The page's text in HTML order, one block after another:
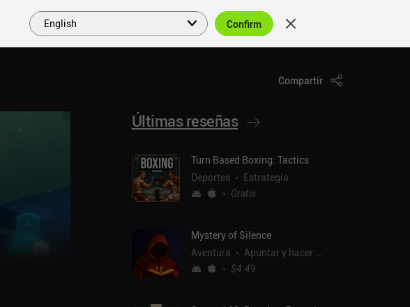
COLECCIONES TOP ES
Compartir
Últimas reseñas
Turn Based Boxing: Tactics
Deportes
Estrategia
Gratis
Mystery of Silence
Aventura
Apuntar y hacer clic
$4.49
English Confirm